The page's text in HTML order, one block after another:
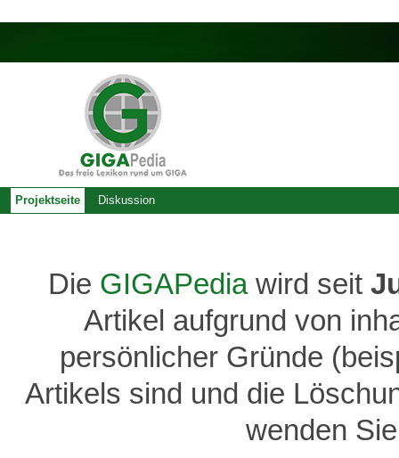
Die GIGAPediawird seit
Artikel aufgrund von
persönlicher Gründe
Artikels sind und die
wenden
Projektseite Diskussion